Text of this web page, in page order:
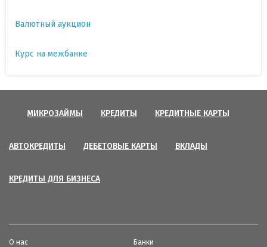
Валютный аукцион
Курс на межбанке
МИКРОЗАЙМЫ КРЕДИТЫ КРЕДИТНЫЕ КАРТЫ
АВТОКРЕДИТЫ ДЕБЕТОВЫЕ КАРТЫ ВКЛАДЫ
КРЕДИТЫ ДЛЯ БИЗНЕСА
О нас Банки